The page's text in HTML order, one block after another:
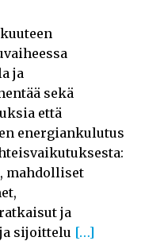
ja
sekä
että
energiankulutus
mahdolliset
ja
sijoittelu […]